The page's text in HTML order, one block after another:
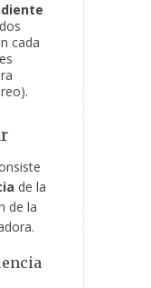
cada
de la
de la